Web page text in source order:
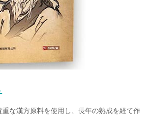
な漢方原料を使用し、長年の熟成を経て作